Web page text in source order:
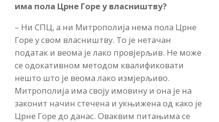
има пола Црне Горе у власништву?
– Ни СПЦ, а ни Митрополија нема пола Црне
Горе у свом власништву. То је нетачан
податак и веома је лако провјерљив. Не може
се одокативном методом квалификовати
нешто што је веома лако измјерљиво.
Митрополија има своју имовину и она је на
законит начин стечена и укњижена од како је
Црне Горе до данас. Оваквим питањима се